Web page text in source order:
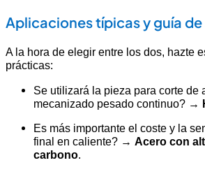
Aplicaciones típicas y guía
A la hora de elegir entre los dos, hazte
prácticas:
Se utilizará la pieza para corte de
mecanizado pesado continuo? →
Es más importante el coste y la
final en caliente? → Acero con
carbono.